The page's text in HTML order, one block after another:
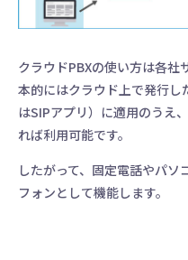
クラウドPBXの使い方は各社
本的にはクラウド上で発行し
はSIPアプリ）に適用のうえ
れば利用可能です。
したがって、固定電話やパ
フォンとして機能します。
ビジ